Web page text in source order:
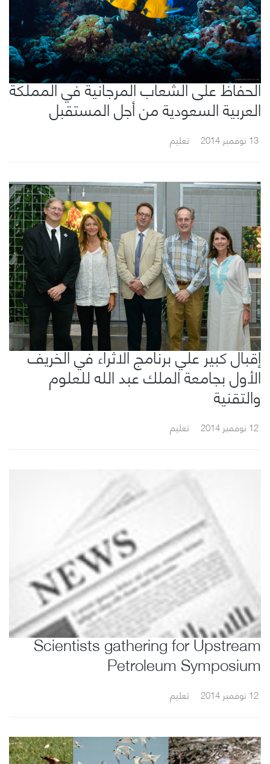
الحفاظ على الشعاب المرجانية في المملكة
العربية السعودية من أجل المستقبل
13 نوفمبر 2014 تعليم
إقبال كبير علي برنامج الاثراء في الخريف
الأول بجامعة الملك عبد الله للعلوم
والتقنية
12 نوفمبر 2014 تعليم
Scientists gathering for Upstream
Petroleum Symposium
12 نوفمبر 2014 تعليم